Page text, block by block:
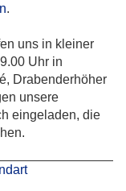
.
uns in kleiner
Uhr in
Drabenderhöher
unsere
eingeladen, die